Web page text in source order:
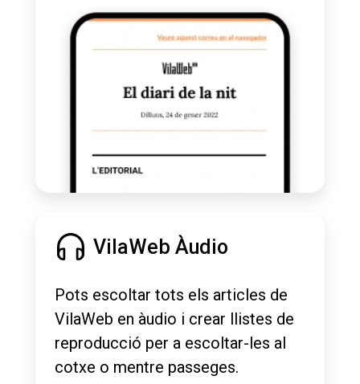
VilaWeb Àudio
Pots escoltar tots els articles de
VilaWeb en àudio i crear llistes de
reproducció per a escoltar-les al
cotxe o mentre passeges.